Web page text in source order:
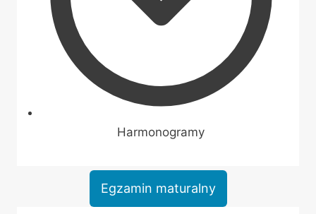
Harmonogramy
Egzamin maturalny